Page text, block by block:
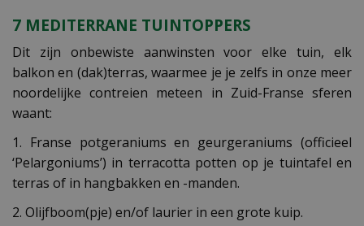
7 MEDITERRANE TUINTOPPERS
Dit zijn onbewiste aanwinsten voor elke tuin, elk
balkon en (dak)terras, waarmee je je zelfs in onze meer
noordelijke contreien meteen in Zuid-Franse sferen
waant:
1. Franse potgeraniums en geurgeraniums (officieel
‘Pelargoniums’) in terracotta potten op je tuintafel en
terras of in hangbakken en -manden.
2. Olijfboom(pje) en/of laurier in een grote kuip.